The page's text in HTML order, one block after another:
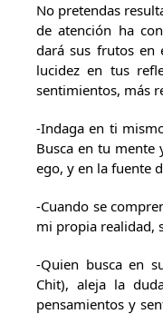
No pretendas
de atención ha
dará sus frutos en
lucidez en tus
sentimientos, más
-Indaga en ti
Busca en tu
ego, y en la fuente
-Cuando se
mi propia realidad,
-Quien busca en
Chit), aleja la
pensamientos y